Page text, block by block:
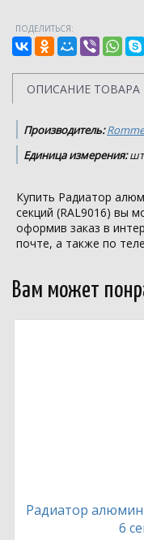
ПОДЕЛИТЬСЯ:
ОПИСАНИЕ ТОВАРА
Производитель:
Единица измерения:шт
Купить Радиатор
секций (RAL9016) вы
оформив заказ в
почте, а также по
Вам может
Радиатор
6